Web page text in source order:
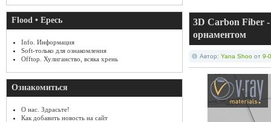
Flood • Ересь
Info. Информация
Soft-только для ознакомления
Offtop. Хулиганство, всяка хрень
Ознакомиться
О нас. Здрасьте!
Как добавить новость на сайт
3D Carbon Fiber -
орнаментом
Автор: Yana Shoo от 9-